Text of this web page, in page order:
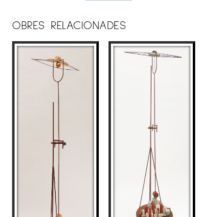
conceptual a la recerca de l’objecte poètic.
També ha realitzat gravat, dibuix, fotografia i
obra pictòrica. Aquesta també amb inclusió de
diversos materials com el ferro i la fusta.
Formant així un cercle retroalimentat amb la
seva obra escultòrica. Habitualment s’empra
fusta, ferro, tela, paper, cables d’acer, fils,
òptiques, llum, etc. Creant així contrapunts
matèrics, que uneix mitjançant acoblament per
arribar a la unitat objectual que cerca.
L’artista Pep Fajardo, des de l’any 1989 ha
exposat el seu treball en més de 40
exposicions individuals. Com a: Galeria
OBRES RELACIONADES